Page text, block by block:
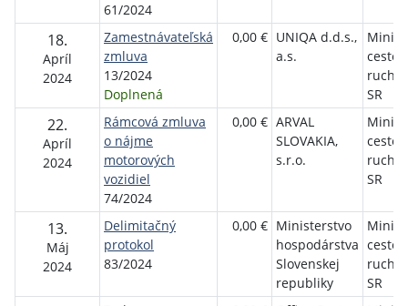
61/2024
18.
Apríl
2024
Zamestnávateľská
zmluva
13/2024
Doplnená
0,00 € UNIQA d.d.s.,
a.s.
ruchu
SR
22.
Apríl
2024
Rámcová zmluva
o nájme
motorových
vozidiel
74/2024
0,00 € ARVAL
SLOVAKIA,
s.r.o.
ruchu
SR
13.
Máj
2024
Delimitačný
protokol
83/2024
0,00 € Ministerstvo
hospodárstva
Slovenskej
republiky
ruchu
SR